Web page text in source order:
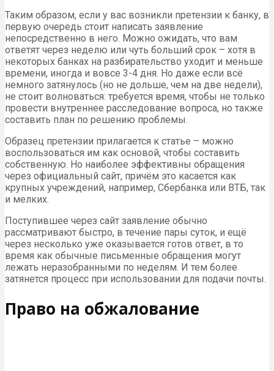
Таким образом, если у вас возникли претензии к банку, в
первую очередь стоит написать заявление
непосредственно в него. Можно ожидать, что вам
ответят через неделю или чуть больший срок – хотя в
некоторых банках на разбирательство уходит и меньше
времени, иногда и вовсе 3-4 дня. Но даже если всё
немного затянулось (но не дольше, чем на две недели),
не стоит волноваться: требуется время, чтобы не только
провести внутреннее расследование вопроса, но также
составить план по решению проблемы.
Образец претензии прилагается к статье – можно
воспользоваться им как основой, чтобы составить
собственную. Но наиболее эффективны обращения
через официальный сайт, причём это касается как
крупных учреждений, например, Сбербанка или ВТБ, так
и мелких.
Поступившее через сайт заявление обычно
рассматривают быстро, в течение пары суток, и ещё
через несколько уже оказывается готов ответ, в то
время как обычные письменные обращения могут
лежать неразобранными по неделям. И тем более
затянется процесс при использовании для подачи почты.
Право на обжалование